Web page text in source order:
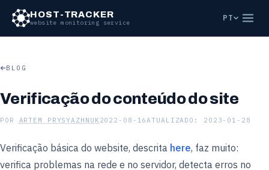
Ir para o conteúdo principal
HOST-TRACKER
website monitoring service
PT
BLOG
Verificação do conteúdo do site
POR ARTEM PRYSYAZHNUK 2022-08-16ATUALIZADO: 2023-01-28
Verificação básica do website, descrita here, faz muito:
verifica problemas na rede e no servidor, detecta erros no